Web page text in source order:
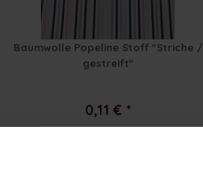
Baumwolle Popeline Stoff "Striche /
gestreift"
0,11 € *